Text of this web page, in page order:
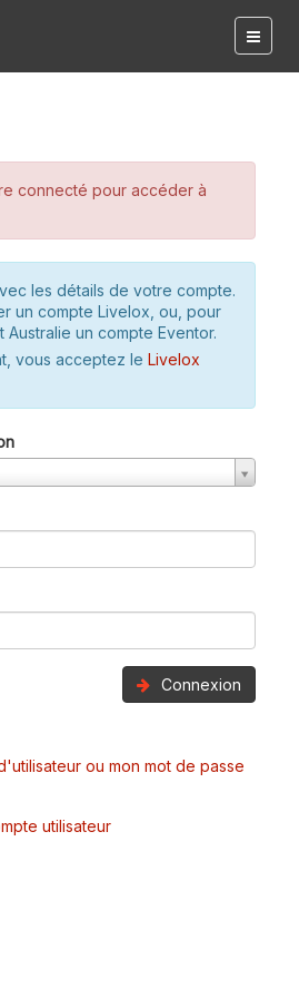
connecté pour accéder à
les détails de votre compte.
un compte Livelox, ou, pour
un compte Eventor.
vous acceptez le Livelox
Connexion
ou mon mot de passe
utilisateur